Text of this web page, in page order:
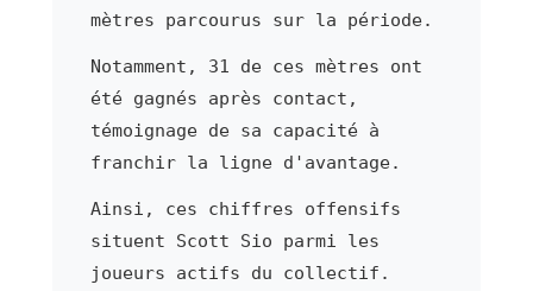
mètres parcourus sur la période.
Notamment, 31 de ces mètres ont
été gagnés après contact,
témoignage de sa capacité à
franchir la ligne d'avantage.
Ainsi, ces chiffres offensifs
situent Scott Sio parmi les
joueurs actifs du collectif.